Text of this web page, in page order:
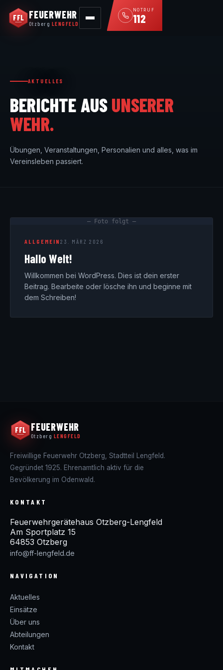
FFL FEUERWEHR
Otzberg LENGFELD
NOTRUF
112
AKTUELLES
BERICHTE AUSUNSERER
WEHR.
Übungen, Veranstaltungen, Personalien und alles, was im
Vereinsleben passiert.
— Foto folgt —
ALLGEMEIN23. MÄRZ 2026
Hallo Welt!
Willkommen bei WordPress. Dies ist dein erster
Beitrag. Bearbeite oder lösche ihn und beginne mit
dem Schreiben!
FFL FEUERWEHR
Otzberg LENGFELD
Freiwillige Feuerwehr Otzberg, Stadtteil Lengfeld.
Gegründet 1925. Ehrenamtlich aktiv für die
Bevölkerung im Odenwald.
KONTAKT
Feuerwehrgerätehaus Otzberg-Lengfeld
Am Sportplatz 15
64853 Otzberg
info@ff-lengfeld.de
NAVIGATION
Aktuelles
Einsätze
Über uns
Abteilungen
Kontakt